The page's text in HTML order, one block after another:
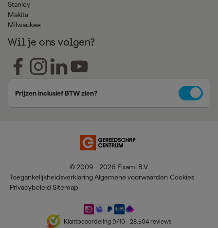
Stanley
Makita
Milwaukee
Wil je ons volgen?
Prijzen inclusief BTW zien?
© 2009 - 2026 Fixami B.V.
Toegankelijkheidsverklaring Algemene voorwaarden Cookies
Privacybeleid Sitemap
Klantbeoordeling 9/10 28.504 reviews